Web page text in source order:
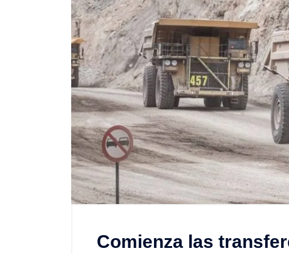
Comienza las